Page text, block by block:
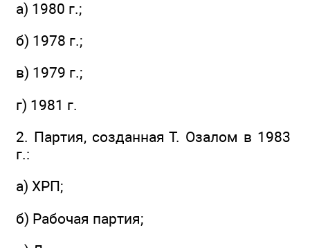
а) 1980 г.;
б) 1978 г.;
в) 1979 г.;
г) 1981 г.
2. Партия, созданная Т. Озалом в 1983
г.:
а) ХРП;
б) Рабочая партия;